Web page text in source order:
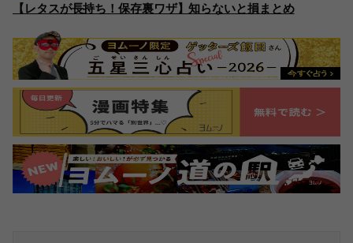
【レタスが長持ち！保存裏ワザ】知らないと損まとめ